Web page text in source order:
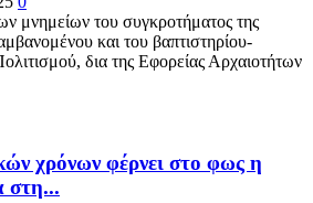
μνημείων του συγκροτήματος της
και του βαπτιστηρίου-
δια της Εφορείας Αρχαιοτήτων
χρόνων φέρνει στο φως η
στη...